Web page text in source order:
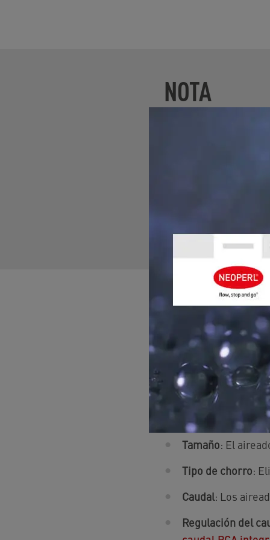
NOTA
obtener información
planos del producto
de equipos
Algunos modelos
puede encontrar al
CRITERIOS
Tenga en cuenta
clientes OEM/
el mundo, consulte
como filtros.
Tamaño: El
Tipo de chorro:
Caudal: Los
Regulación del